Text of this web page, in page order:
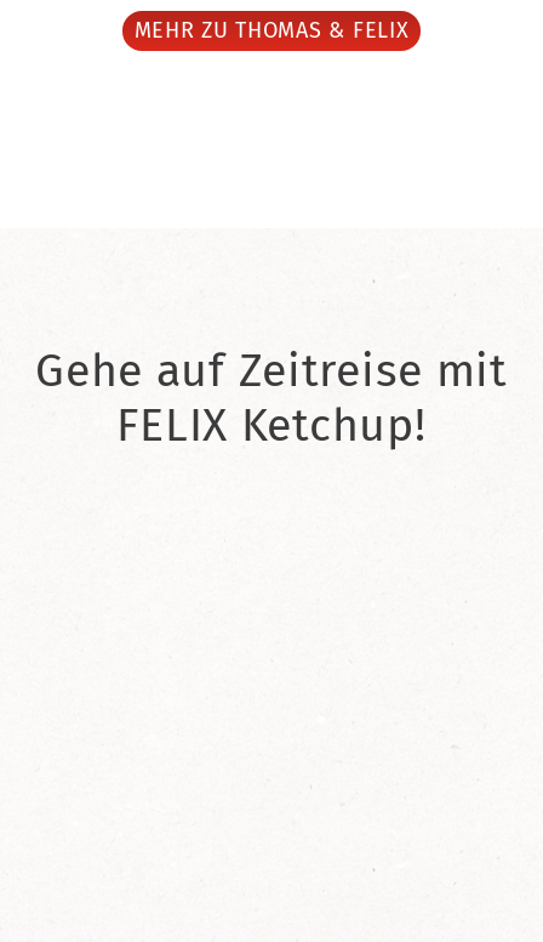
MEHR ZU THOMAS & FELIX
Gehe auf Zeitreise mit
FELIX Ketchup!